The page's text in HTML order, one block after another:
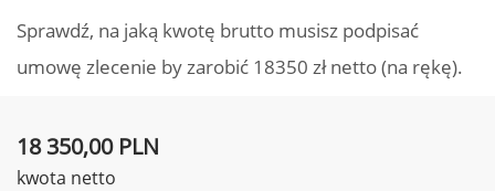
Sprawdź, na jaką kwotę brutto musisz podpisać
umowę zlecenie by zarobić 18350 zł netto (na rękę).
18 350,00 PLN
kwota netto